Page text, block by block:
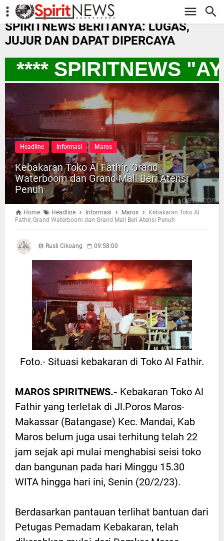
-->
SPIRITNEWS BERITANYA: LUGAS,
JUJUR DAN DAPAT DIPERCAYA
SPIRITNEWS
Headline Informasi Maros
Kebakaran Toko Al Fathir, Grand
Waterboom dan Grand Mall Beri Atensi
Penuh
Home Headline Informasi Maros
Kebakaran Toko Al
Fathir, Grand Waterboom dan Grand Mall Beri Atensi Penuh
Rusli Cikoang 09:58:00
Foto.- Situasi kebakaran di Toko Al Fathir.
MAROS SPIRITNEWS.- Kebakaran Toko Al
Fathir yang terletak di Jl.Poros Maros-
Makassar (Batangase) Kec. Mandai, Kab
Maros belum juga usai terhitung telah 22
jam sejak api mulai menghabisi seisi toko
dan bangunan pada hari Minggu 15.30
WITA hingga hari ini, Senin (20/2/23).
Berdasarkan pantauan terlihat bantuan dari
Petugas Pemadam Kebakaran, telah